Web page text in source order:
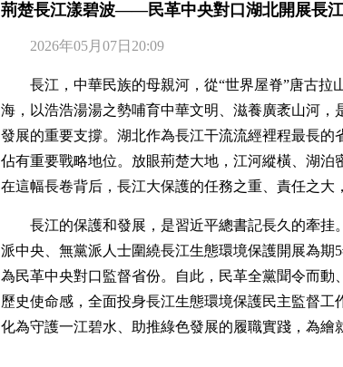
荊楚長江漾碧波——民革中央對口湖北開展長
2026年05月07日20:09
長江，中華民族的母親河，從“世界屋脊”唐古拉
海，以浩浩湯湯之勢哺育中華文明、滋養廣袤山河
發展的重要支撐。湖北作為長江干流流經裡程最長的
佔有重要戰略地位。放眼荊楚大地，江河縱橫、湖
在這幅長卷背后，長江大保護的任務之重、責任之大
長江的保護和發展，是習近平總書記長久的牽挂
派中央、無黨派人士圍繞長江生態環境保護開展為
為民革中央對口監督省份。自此，民革全黨聞令而
歷史使命感，全面投身長江生態環境保護民主監督
化為守護一江碧水、助推綠色發展的履職實踐，為繪